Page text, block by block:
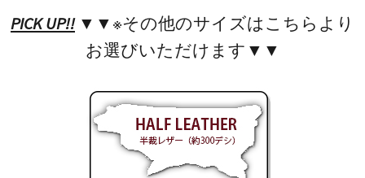
PICK UP!!▼▼※その他のサイズはこちらより
お選びいただけます▼▼